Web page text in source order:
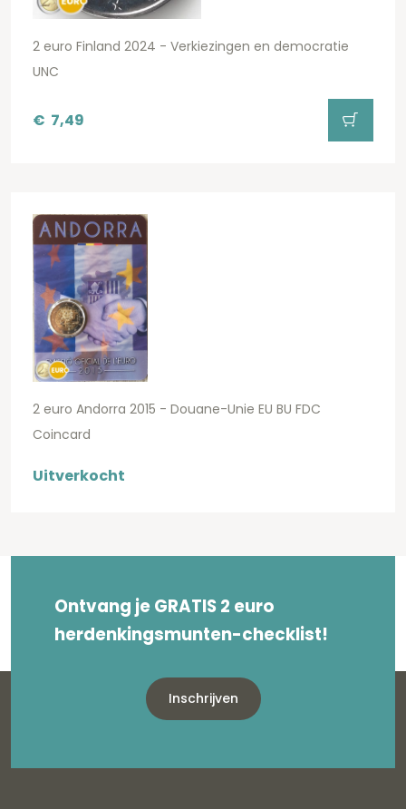
2 euro Finland 2024 - Verkiezingen en democratie
UNC
€ 7,49
2 euro Andorra 2015 - Douane-Unie EU BU FDC
Coincard
Uitverkocht
Ontvang je GRATIS 2 euro
herdenkingsmunten-checklist!
Inschrijven